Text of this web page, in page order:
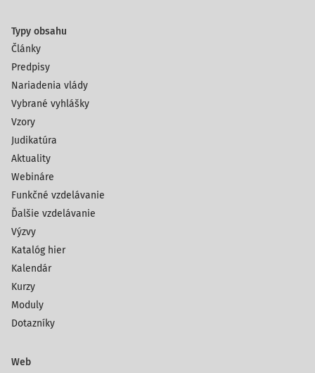
Typy obsahu
Články
Predpisy
Nariadenia vlády
Vybrané vyhlášky
Vzory
Judikatúra
Aktuality
Webináre
Funkčné vzdelávanie
Ďalšie vzdelávanie
Výzvy
Katalóg hier
Kalendár
Kurzy
Moduly
Dotazníky
Web